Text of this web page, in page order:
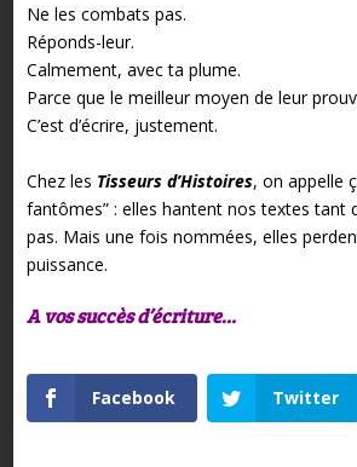
Ne les combats pas.
Réponds-leur.
Calmement, avec ta plume.
Parce que le meilleur moyen de leur
C’est d’écrire, justement.
Chez les Tisseurs d’Histoires, on appelle
fantômes” : elles hantent nos textes tant
pas. Mais une fois nommées, elles
puissance.
A vos succès d’écriture…
Facebook Twitter